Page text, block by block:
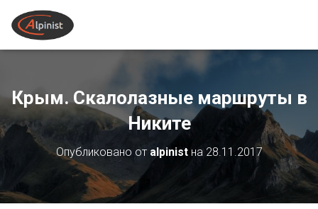
Крым. Скалолазные маршруты в
Никите
Опубликовано от alpinistна 28.11.2017